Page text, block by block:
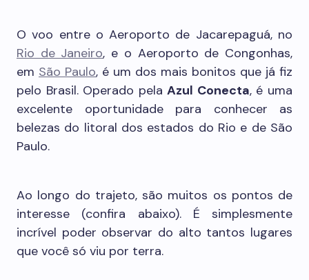
O voo entre o Aeroporto de Jacarepaguá, no
Rio de Janeiro, e o Aeroporto de Congonhas,
em São Paulo, é um dos mais bonitos que já fiz
pelo Brasil. Operado pelaAzul Conecta, é uma
excelente oportunidade para conhecer as
belezas do litoral dos estados do Rio e de São
Paulo.
Ao longo do trajeto, são muitos os pontos de
interesse (confira abaixo). É simplesmente
incrível poder observar do alto tantos lugares
que você só viu por terra.